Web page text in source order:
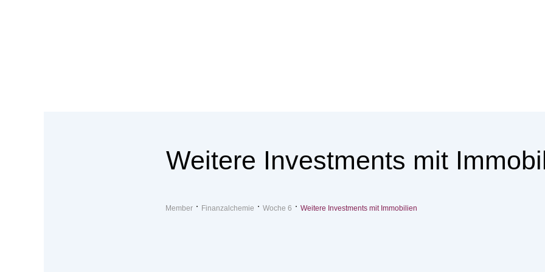
Weitere Investments mit
Member Finanzalchemie Woche 6 Weitere Investments mit Immobilien